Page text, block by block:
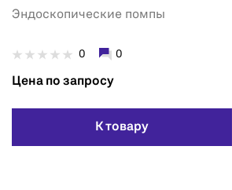
Эндоскопические помпы
0 0
Цена по запросу
К товару